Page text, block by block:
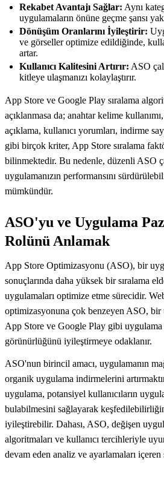
Rekabet Avantajı Sağlar: Aynı
uygulamaların önüne geçme şansı
Dönüşüm Oranlarını İyileştirir:
ve görseller optimize edildiğinde,
artar.
Kullanıcı Kalitesini Artırır: ASO
kitleye ulaşmanızı kolaylaştırır.
App Store ve Google Play sıralama
açıklanmasa da; anahtar kelime
açıklama, kullanıcı yorumları, indirme
gibi birçok kriter, App Store sıralama
bilinmektedir. Bu nedenle, düzenli ASO
uygulamanızın performansını
mümkündür.
ASO'yu ve Uygulama
Rolünü Anlamak
App Store Optimizasyonu (ASO), bir
sonuçlarında daha yüksek bir sıralama
uygulamaları optimize etme sürecidir.
optimizasyonuna çok benzeyen ASO, bir
App Store ve Google Play gibi uygulama
görünürlüğünü iyileştirmeye odaklanır.
ASO'nun birincil amacı, uygulamanın
organik uygulama indirmelerini
uygulama, potansiyel kullanıcıların
bulabilmesini sağlayarak
iyileştirebilir. Dahası, ASO, değişen
algoritmaları ve kullanıcı tercihleriyle
devam eden analiz ve ayarlamaları